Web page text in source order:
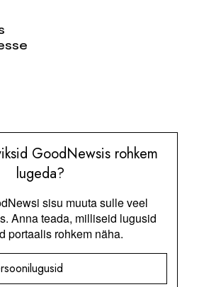
GoodNewsis rohkem
lugeda?
sisu muuta sulle veel
Anna teada, milliseid lugusid
portaalis rohkem näha.